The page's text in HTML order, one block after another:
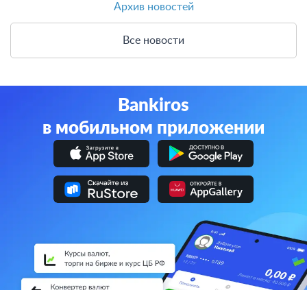
Архив новостей
Все новости
Bankiros
в мобильном приложении